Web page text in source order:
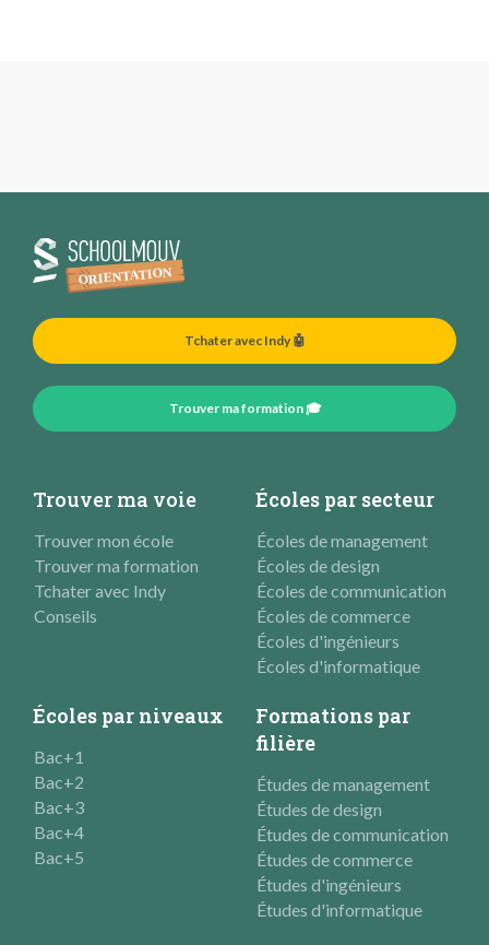
Tchater avec Indy 🤖
Trouver ma formation 🎓
Trouver ma voie
Trouver mon école
Trouver ma formation
Tchater avec Indy
Conseils
Écoles par secteur
Écoles de management
Écoles de design
Écoles de communication
Écoles de commerce
Écoles d'ingénieurs
Écoles d'informatique
Écoles par niveaux
Bac+1
Bac+2
Bac+3
Bac+4
Bac+5
Formations par
filière
Études de management
Études de design
Études de communication
Études de commerce
Études d'ingénieurs
Études d'informatique